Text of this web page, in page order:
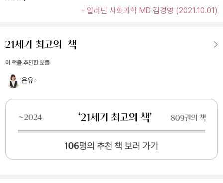
- 알라딘 사회과학 MD 김경영 (2021.10.01)
이 책을 추천한 분들
은유